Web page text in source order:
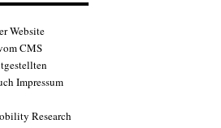
Website
CMS
Impressum
Research